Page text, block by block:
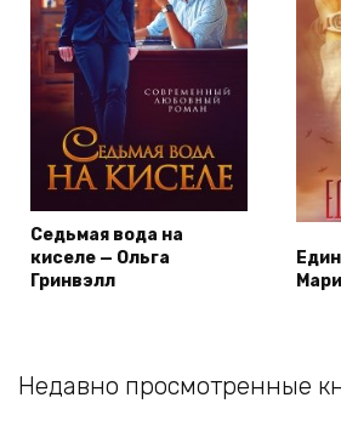
Седьмая вода на
киселе — Ольга
Гринвэлл
Недавно просмотренные